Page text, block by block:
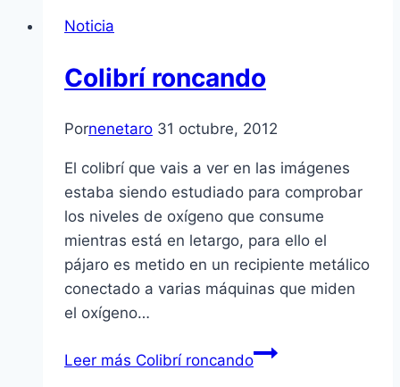
Noticia
Colibrí­ roncando
Pornenetaro 31 octubre, 2012
El colibrí­ que vais a ver en las imágenes
estaba siendo estudiado para comprobar
los niveles de oxí­geno que consume
mientras está en letargo, para ello el
pájaro es metido en un recipiente metálico
conectado a varias máquinas que miden
el oxí­geno…
Leer más Colibrí­ roncando